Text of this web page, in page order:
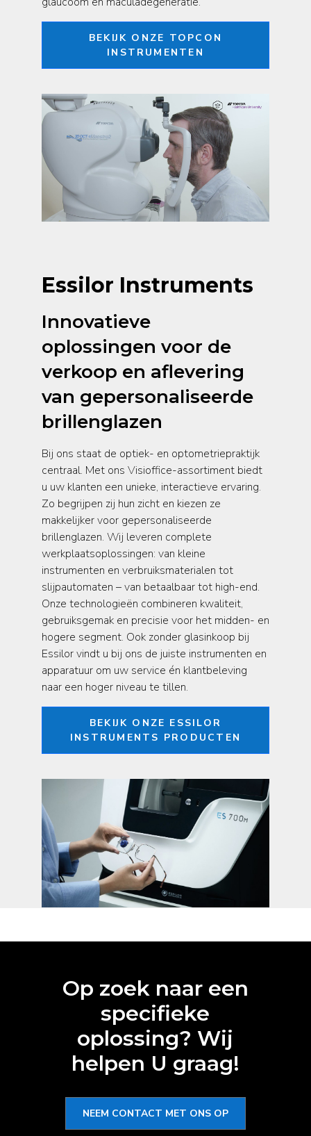
BEKIJK ONZE TOPCON
INSTRUMENTEN
Essilor Instruments
Innovatieve
oplossingen voor de
verkoop en aflevering
van gepersonaliseerde
brillenglazen
Bij ons staat de optiek- en optometriepraktijk
centraal. Met ons Visioffice-assortiment biedt
u uw klanten een unieke, interactieve ervaring.
Zo begrijpen zij hun zicht en kiezen ze
makkelijker voor gepersonaliseerde
brillenglazen. Wij leveren complete
werkplaatsoplossingen: van kleine
instrumenten en verbruiksmaterialen tot
slijpautomaten – van betaalbaar tot high-end.
Onze technologieën combineren kwaliteit,
gebruiksgemak en precisie voor het midden- en
hogere segment. Ook zonder glasinkoop bij
Essilor vindt u bij ons de juiste instrumenten en
apparatuur om uw service én klantbeleving
naar een hoger niveau te tillen.
BEKIJK ONZE ESSILOR
INSTRUMENTS PRODUCTEN
Op zoek naar een
specifieke
oplossing? Wij
helpen U graag!
NEEM CONTACT MET ONS OP